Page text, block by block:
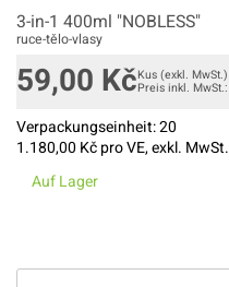
3-in-1 400ml "NOBLESS"
ruce-tělo-vlasy
59,00 KčKus (exkl. MwSt.)
Preis inkl. MwSt.:
Verpackungseinheit:20
1.180,00 Kč pro VE, exkl. MwSt.
Auf Lager